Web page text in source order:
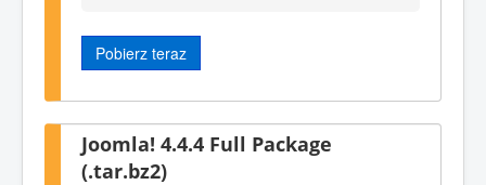
Pobierz teraz
Joomla! 4.4.4 Full Package
(.tar.bz2)